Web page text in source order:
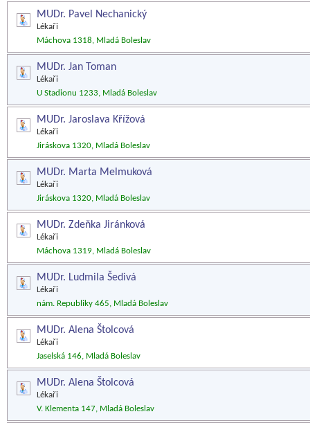
MUDr. Pavel Nechanický
Lékaři
Máchova 1318, Mladá Boleslav
MUDr. Jan Toman
Lékaři
U Stadionu 1233, Mladá Boleslav
MUDr. Jaroslava Křížová
Lékaři
Jiráskova 1320, Mladá Boleslav
MUDr. Marta Melmuková
Lékaři
Jiráskova 1320, Mladá Boleslav
MUDr. Zdeňka Jiránková
Lékaři
Máchova 1319, Mladá Boleslav
MUDr. Ludmila Šedivá
Lékaři
nám. Republiky 465, Mladá Boleslav
MUDr. Alena Štolcová
Lékaři
Jaselská 146, Mladá Boleslav
MUDr. Alena Štolcová
Lékaři
V. Klementa 147, Mladá Boleslav